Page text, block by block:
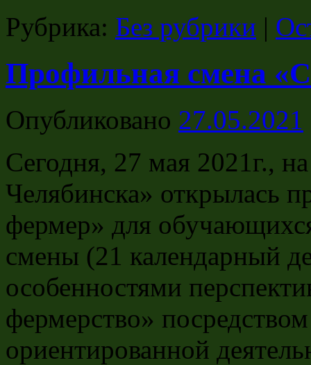
Рубрика: Без рубрики |
Профильная смена
Опубликовано 27.05.2021
Сегодня, 27 мая 2021г.,
Челябинска» открылась
фермер» для
смены (21 календарный
особенностями
фермерство»
ориентированной